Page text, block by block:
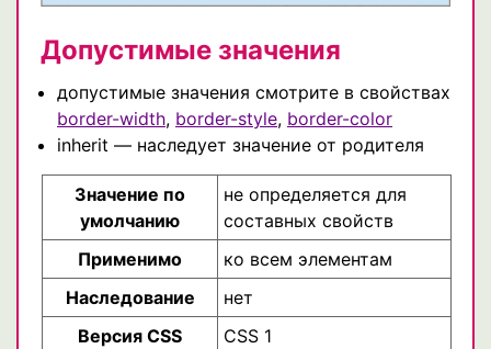
Допустимые значения
допустимые значения смотрите в свойствах
border-width, border-style, border-color
inherit — наследует значение от родителя
Значение по
умолчанию
не определяется для
составных свойств
Применимо
ко всем элементам
Наследование
нет
Версия CSS
CSS 1